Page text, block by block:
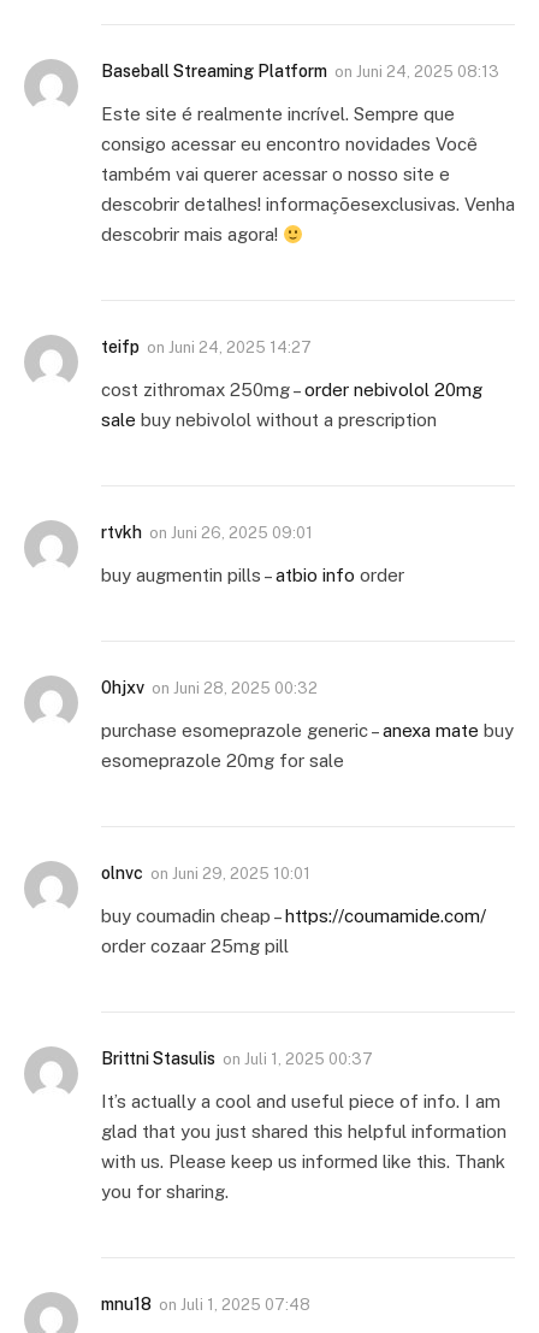
Baseball Streaming Platform on Juni 24, 2025 08:13
Este site é realmente incrível. Sempre que
consigo acessar eu encontro novidades Você
também vai querer acessar o nosso site e
descobrir detalhes! informaçõesexclusivas. Venha
descobrir mais agora!
teifp on Juni 24, 2025 14:27
cost zithromax 250mg –order nebivolol 20mg
sale buy nebivolol without a prescription
rtvkh on Juni 26, 2025 09:01
buy augmentin pills –atbio info order
0hjxv on Juni 28, 2025 00:32
purchase esomeprazole generic –anexa mate buy
esomeprazole 20mg for sale
olnvc on Juni 29, 2025 10:01
buy coumadin cheap –https://coumamide.com/
order cozaar 25mg pill
Brittni Stasulis on Juli 1, 2025 00:37
It’s actually a cool and useful piece of info. I am
glad that you just shared this helpful information
with us. Please keep us informed like this. Thank
you for sharing.
mnu18 on Juli 1, 2025 07:48